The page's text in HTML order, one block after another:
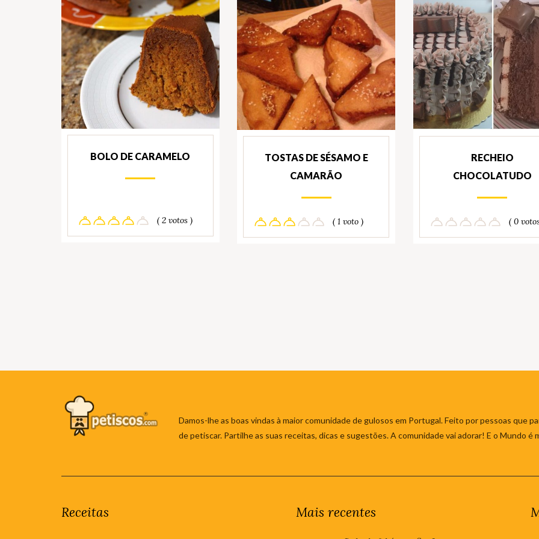
BOLO DE CARAMELO
( 2 votos )
TOSTAS DE SÉSAMO E
CAMARÃO
( 1 voto )
RECHEIO
CHOCOLATUDO
( 0
Damos-lhe as boas vindas à maior comunidade de gulosos em Portugal. Feito por pessoas que
de petiscar. Partilhe as suas receitas, dicas e sugestões. A comunidade vai adorar! E o Mundo é
Receitas Mais recentes